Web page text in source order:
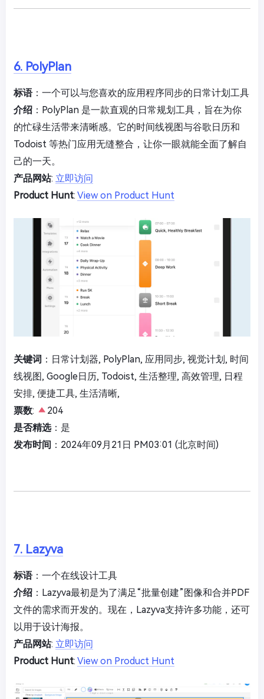
6. PolyPlan
标语：一个可以与您喜欢的应用程序同步的日常计划工具
介绍 ：PolyPlan 是一款直观的日常规划工具，旨在为你
的忙碌生活带来清晰感。它的时间线视图与谷歌日历和
Todoist 等热门应用无缝整合，让你一眼就能全面了解自
己的一天。
产品网站: 立即访问
Product Hunt: View on Product Hunt
关键词 ：日常计划器, PolyPlan, 应用同步, 视觉计划, 时间
线视图, Google日历, Todoist, 生活整理, 高效管理, 日程
安排, 便捷工具, 生活清晰,
票数:
204
是否精选：是
发布时间 ：2024年09月21日 PM03:01 (北京时间)
7. Lazyva
标语：一个在线设计工具
介绍 ：Lazyva最初是为了满足“批量创建”图像和合并PDF
文件的需求而开发的。现在，Lazyva支持许多功能，还可
以用于设计海报。
产品网站: 立即访问
Product Hunt: View on Product Hunt